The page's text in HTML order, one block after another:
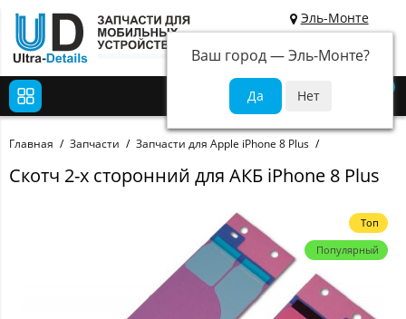
Эль-Монте
Ваш город —Эль-Монте?
Главная Запчасти Запчасти для Apple iPhone 8 Plus
Скотч 2-х сторонний для АКБ iPhone 8 Plus
Топ
Популярный